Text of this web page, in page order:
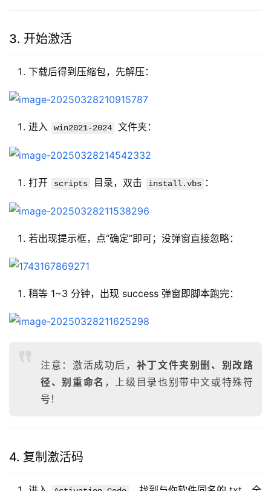
3. 开始激活
下载后得到压缩包，先解压：
进入 win2021-2024 文件夹：
打开 scripts 目录，双击 install.vbs ：
若出现提示框，点“确定”即可；没弹窗直接忽略：
稍等 1~3 分钟，出现 success 弹窗即脚本跑完：
注意：激活成功后， 补丁文件夹别删、别改路
径、别重命名 ，上级目录也别带中文或特殊符
号！
4. 复制激活码